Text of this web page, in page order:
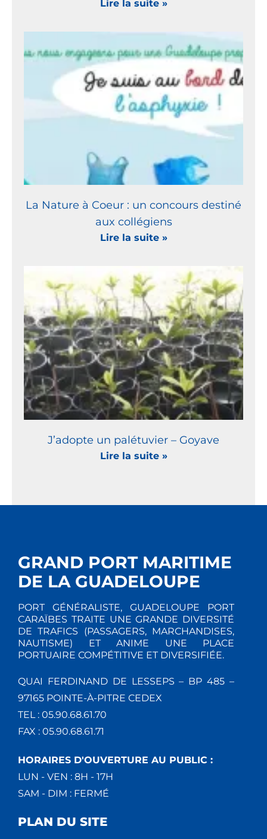
Lire la suite »
La Nature à Coeur : un concours destiné
aux collégiens
Lire la suite »
J’adopte un palétuvier – Goyave
Lire la suite »
GRAND PORT MARITIME
DE LA GUADELOUPE
PORT GÉNÉRALISTE, GUADELOUPE PORT
CARAÏBES TRAITE UNE GRANDE DIVERSITÉ
DE TRAFICS (PASSAGERS, MARCHANDISES,
NAUTISME) ET ANIME UNE PLACE
PORTUAIRE COMPÉTITIVE ET DIVERSIFIÉE.
QUAI FERDINAND DE LESSEPS – BP 485 –
97165 POINTE-À-PITRE CEDEX
TEL : 05.90.68.61.70
FAX : 05.90.68.61.71
HORAIRES D'OUVERTURE AU PUBLIC :
LUN - VEN : 8H - 17H
SAM - DIM : FERMÉ
PLAN DU SITE